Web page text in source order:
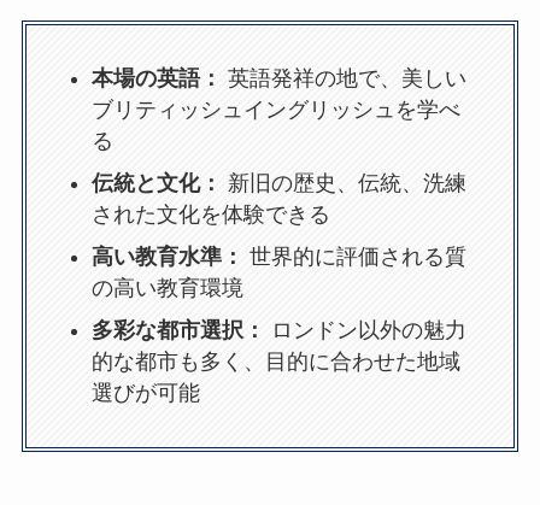
本場の英語： 英語発祥の地で、美しい
ブリティッシュイングリッシュを学べ
る
伝統と文化：
新旧の歴史、伝統、洗練
された文化を体験できる
高い教育水準： 世界的に評価される質
の高い教育環境
多彩な都市選択：
ロンドン以外の魅力
的な都市も多く、目的に合わせた地域
選びが可能